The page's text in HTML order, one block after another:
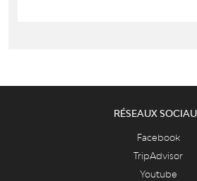
RÉSEAUX
Facebook
TripAdvisor
Youtube